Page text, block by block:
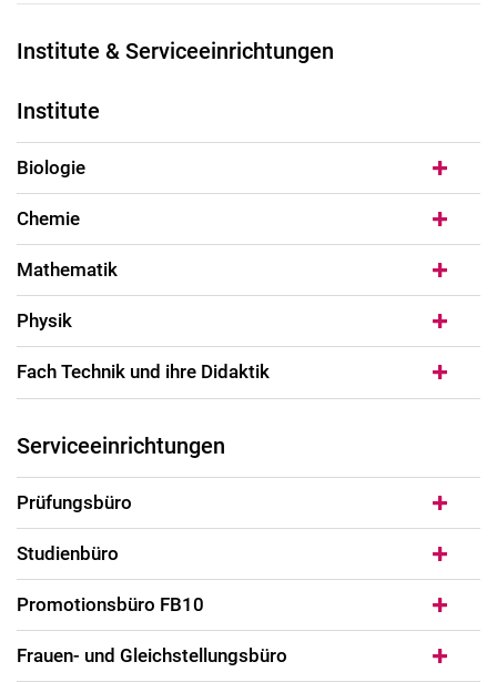
Institute & Serviceeinrichtungen
Institute
Biologie
Chemie
Mathematik
Physik
Fach Technik und ihre Didaktik
Ser­vice­ein­rich­tun­gen
Prüfungsbüro
Studienbüro
Promotionsbüro FB10
Frauen- und Gleichstellungsbüro